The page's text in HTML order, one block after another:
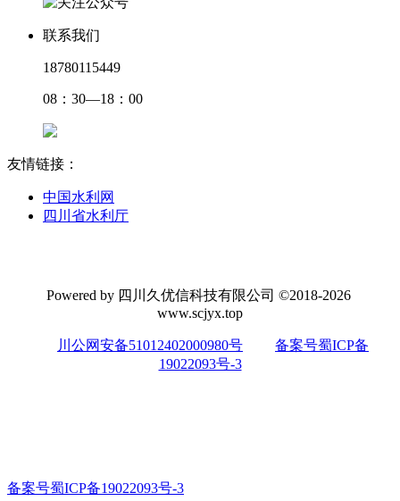
联系我们
18780115449
08：30—18：00
友情链接：
中国水利网
四川省水利厅
Powered by 四川久优信科技有限公司 ©2018-2026
www.scjyx.top
川公网安备51012402000980号
备案号蜀ICP备
19022093号-3
备案号蜀ICP备19022093号-3